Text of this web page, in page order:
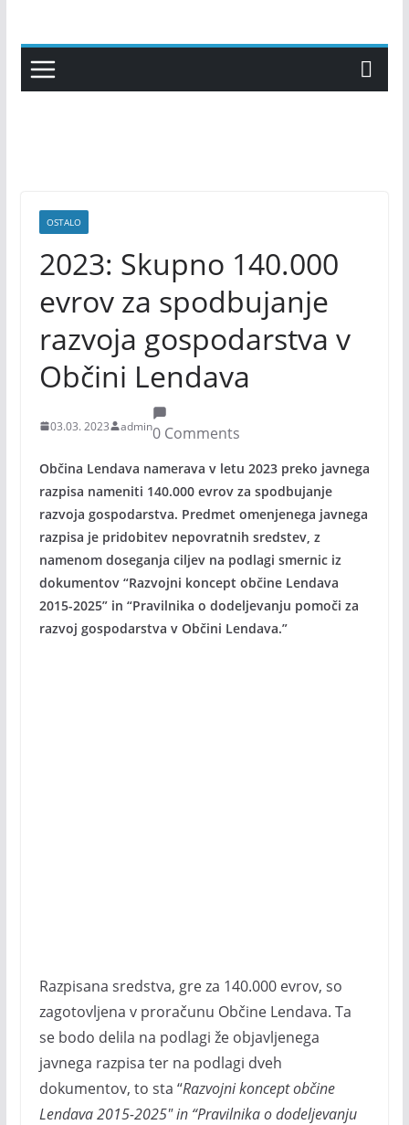
content
OSTALO
2023: Skupno 140.000
evrov za spodbujanje
razvoja gospodarstva v
Občini Lendava
03.03. 2023 admin0 Comments
Občina Lendava namerava v letu 2023 preko javnega
razpisa nameniti 140.000 evrov za spodbujanje
razvoja gospodarstva. Predmet omenjenega javnega
razpisa je pridobitev nepovratnih sredstev, z
namenom doseganja ciljev na podlagi smernic iz
dokumentov “Razvojni koncept občine Lendava
2015-2025” in “Pravilnika o dodeljevanju pomoči za
razvoj gospodarstva v Občini Lendava.”
Razpisana sredstva, gre za 140.000 evrov, so
zagotovljena v proračunu Občine Lendava. Ta
se bodo delila na podlagi že objavljenega
javnega razpisa ter na podlagi dveh
dokumentov, to sta “Razvojni koncept občine
Lendava 2015-2025″ in “Pravilnika o dodeljevanju